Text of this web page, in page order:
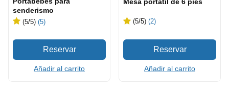
senderismo
(5/5) (5)
Añadir al carrito
(5/5) (2)
Añadir al carrito